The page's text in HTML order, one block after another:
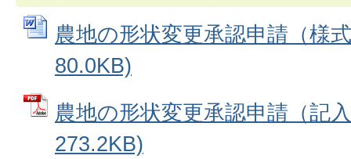
農地の形状変更承認申請（様
80.0KB)
農地の形状変更承認申請（記
273.2KB)